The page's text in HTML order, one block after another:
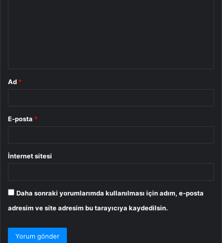
Ad *
E-posta *
İnternet sitesi
Daha sonraki yorumlarımda kullanılması için adım, e-posta
adresim ve site adresim bu tarayıcıya kaydedilsin.